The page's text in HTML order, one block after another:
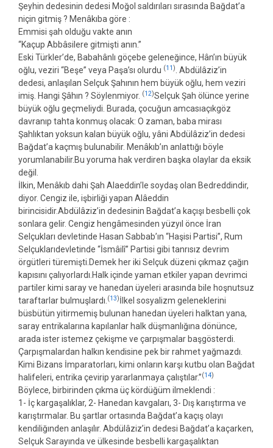
Şeyhin dedesinin dedesi Moğol saldırıları sırasında Bağdat’a
niçin gitmiş ? Menâkıba göre :
Emmisi şah olduğu vakte anın
“Kaçup Abbâsilere gitmişti anın.”
Eski Türkler’de, Babahânlı göçebe geleneğince, Hân’ın büyük
oğlu, veziri “Beşe” veya Paşa’sı olurdu (11) . Abdülâziz’in
dedesi, anlaşılan Selçuk Şahının hem büyük oğlu, hem veziri
imiş. Hangi Şâhın ? Söylenmiyor. (12)Selçuk Şah ölünce yerine
büyük oğlu geçmeliydi. Burada, çocuğun amcasıaçıkgöz
davranıp tahta konmuş olacak: O zaman, baba mirası
Şahlıktan yoksun kalan büyük oğlu, yâni Abdülâziz’in dedesi
Bağdat’a kaçmış bulunabilir. Menâkıb’ın anlattığı böyle
yorumlanabilir.Bu yoruma hak verdiren başka olaylar da eksik
değil.
İlkin, Menâkıb dahi Şah Alaeddin’le soydaş olan Bedreddindir,
diyor. Cengiz ile, işbirliği yapan Alâeddin
birincisidir.Abdülâziz’in dedesinin Bağdat’a kaçışı besbelli çok
sonlara gelir. Cengiz hengâmesinden yüzyıl önce İran
Selçukları devletinde Hasan Sabbab’ın “Haşisi Partisi”, Rum
Selçuklarıdevletinde “İsmâilî” Partisi gibi tanrısız devrim
örgütleri türemişti.Demek her iki Selçuk düzeni çıkmaz çağın
kapısını çalıyorlardı.Halk içinde yaman etkiler yapan devrimci
partiler kimi saray ve hanedan üyeleri arasında bile hoşnutsuz
taraftarlar bulmuşlardı. (13)İlkel sosyalizm geleneklerini
büsbütün yitirmemiş bulunan hanedan üyeleri halktan yana,
saray entrikalarına kapılanlar halk düşmanlığına dönünce,
arada ister istemez çekişme ve çarpışmalar başgösterdi.
Çarpışmalardan halkın kendisine pek bir rahmet yağmazdı.
Kimi Bizans İmparatorları, kimi onların karşı kutbu olan Bağdat
halifeleri, entrika çevirip yararlanmaya çalıştılar.”(14)
Böylece, birbirinden çıkma üç kördüğüm ilmeklendi :
1- İç kargaşalıklar, 2- Hanedan kavgaları, 3- Dış karıştırma ve
karıştırmalar. Bu şartlar ortasında Bağdat’a kaçış olayı
kendiliğınden anlaşılır. Abdülâziz’in dedesi Bağdat’a kaçarken,
Selçuk Sarayında ve ülkesinde besbelli kargaşalıktan